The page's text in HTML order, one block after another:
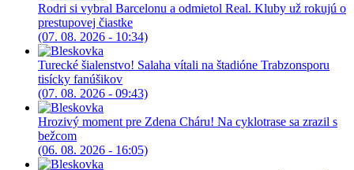
Rodri si vybral Barcelonu a odmietol Real. Kluby už rokujú o
prestupovej čiastke
(07. 08. 2026 - 10:34)
Turecké šialenstvo! Salaha vítali na štadióne Trabzonsporu
tisícky fanúšikov
(07. 08. 2026 - 09:43)
Hrozivý moment pre Zdena Cháru! Na cyklotrase sa zrazil s
bežcom
(06. 08. 2026 - 16:05)